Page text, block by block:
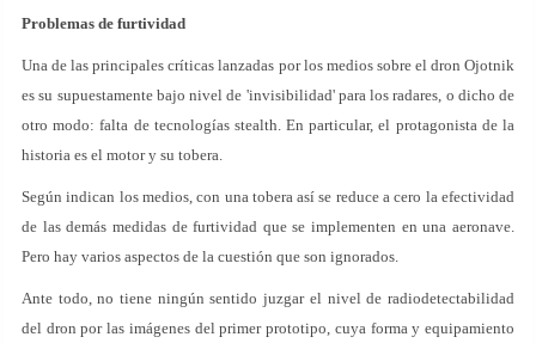
Problemas de furtividad
Una de las principales críticas lanzadas por los medios sobre el dron Ojotnik
es su supuestamente bajo nivel de 'invisibilidad' para los radares, o dicho de
otro modo: falta de tecnologías stealth. En particular, el protagonista de la
historia es el motor y su tobera.
Según indican los medios, con una tobera así se reduce a cero la efectividad
de las demás medidas de furtividad que se implementen en una aeronave.
Pero hay varios aspectos de la cuestión que son ignorados.
Ante todo, no tiene ningún sentido juzgar el nivel de radiodetectabilidad
del dron por las imágenes del primer prototipo, cuya forma y equipamiento